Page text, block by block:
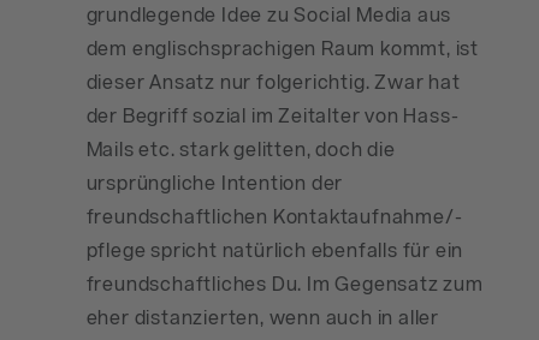
grundlegende Idee zu Social Media aus
dem englischsprachigen Raum kommt, ist
dieser Ansatz nur folgerichtig. Zwar hat
der Begriff sozial im Zeitalter von Hass-
Mails etc. stark gelitten, doch die
ursprüngliche Intention der
freundschaftlichen Kontaktaufnahme/-
pflege spricht natürlich ebenfalls für ein
freundschaftliches Du. Im Gegensatz zum
eher distanzierten, wenn auch in aller